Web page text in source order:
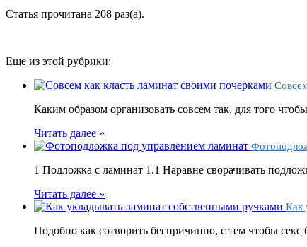
Статья прочитана 208 раз(a).
Еще из этой рубрики:
Каким образом организовать совсем так, для того
Читать далее »
1 Подложка с ламинат 1.1 Наравне сворачивать
Читать далее »
Как
Подобно как сотворить беспричинно, с тем чтобы